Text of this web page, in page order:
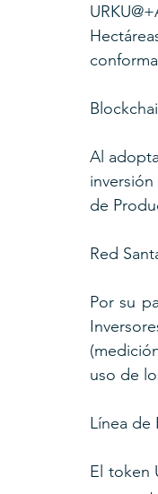
Al
de
Red
Por su
uso de
Línea de
El token